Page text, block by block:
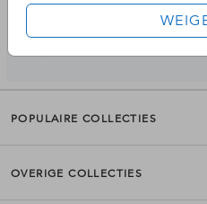
POPULAIRE COLLECTIES
OVERIGE COLLECTIES